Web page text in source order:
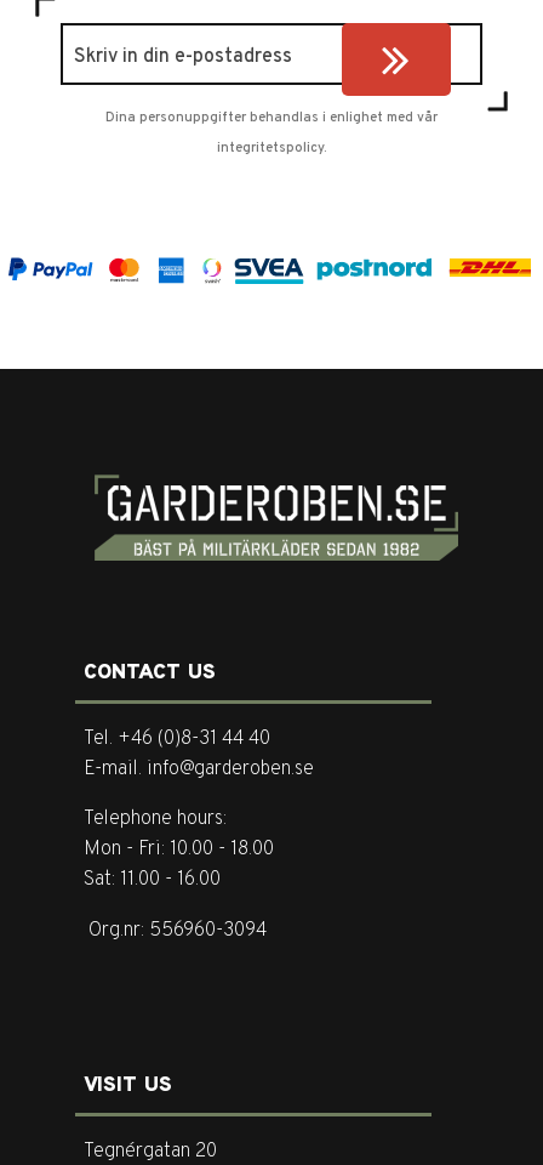
Dina personuppgifter behandlas i enlighet med vår
integritetspolicy.
CONTACT US
Tel. +46 (0)8-31 44 40
E-mail. info@garderoben.se
Telephone hours:
Mon - Fri: 10.00 - 18.00
Sat: 11.00 - 16.00
Org.nr: 556960-3094
VISIT US
Tegnérgatan 20